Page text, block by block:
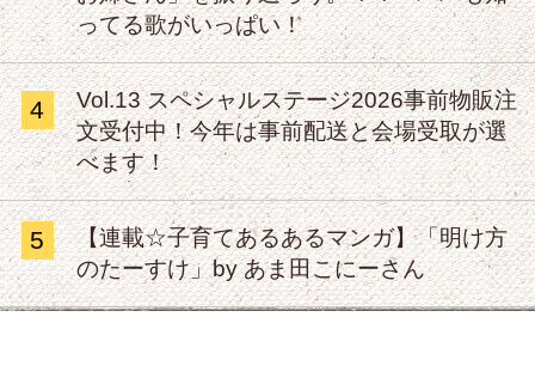
ってる歌がいっぱい！
4
Vol.13 スペシャルステージ2026事前物販注
文受付中！今年は事前配送と会場受取が選
べます！
5
【連載☆子育てあるあるマンガ】「明け方
のたーすけ」by あま田こにーさん